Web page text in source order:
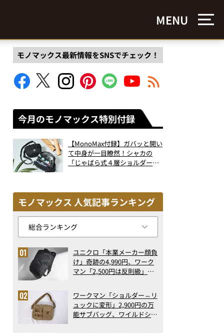
MENU
モノマックス最新情報をSNSでチェック！
今月のモノマックス特別付録
【MonoMax付録】ガバッと開い
て中身が一目瞭然！シャカの
「じゃばら式４層ショルダーバ
モノマックス 人気記事ランキング
ユニクロ「本業メーカー顔負
け」奇跡の4,990円、ワーク
マン「2,500円は反則級」凄
ト3】（2026年6月版）
ワークマン「ショルダー⇔リ
ュックに変形」2,900円の万
能サブバッグ、ワイルドシン